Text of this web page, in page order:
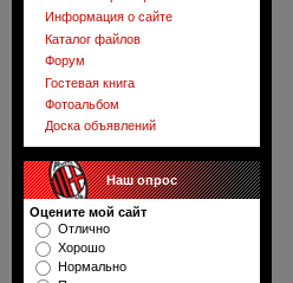
Информация о сайте
Каталог файлов
Форум
Гостевая книга
Фотоальбом
Доска объявлений
Наш опрос
Оцените мой сайт
Отлично
Хорошо
Нормально